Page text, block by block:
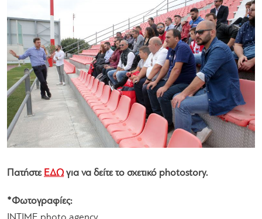
Πατήστε ΕΔΩγια να δείτε το σχετικό photostory.
*Φωτογραφίες: